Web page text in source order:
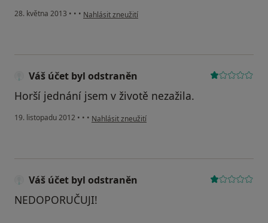
28. května 2013 • • • podle názoru uživatele Váš účet byl odstraněn
Nahlásit zneužití
Váš účet byl odstraněn
Horší jednání jsem v životě nezažila.
19. listopadu 2012 • • • podle názoru uživatele Váš účet byl odstraněn
Nahlásit zneužití
Váš účet byl odstraněn
NEDOPORUČUJI!